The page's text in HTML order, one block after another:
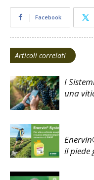
Facebook
Articoli correlati
I
una
il piede